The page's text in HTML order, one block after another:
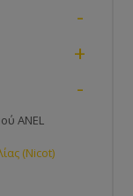
-
+
-
ANEL
(Nicot)